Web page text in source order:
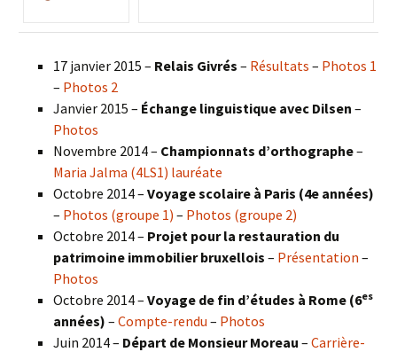
17 janvier 2015 – Relais Givrés – Résultats – Photos 1
– Photos 2
Janvier 2015 – Échange linguistique avec Dilsen –
Photos
Novembre 2014 – Championnats d’orthographe–
Maria Jalma (4LS1) lauréate
Octobre 2014 – Voyage scolaire à Paris (4e années)
– Photos (groupe 1) – Photos (groupe 2)
Octobre 2014 – Projet pour la restauration du
patrimoine immobilier bruxellois – Présentation –
Photos
Octobre 2014 – Voyage de fin d’études à Rome (6es
années) – Compte-rendu – Photos
Juin 2014 – Départ de Monsieur Moreau – Carrière-